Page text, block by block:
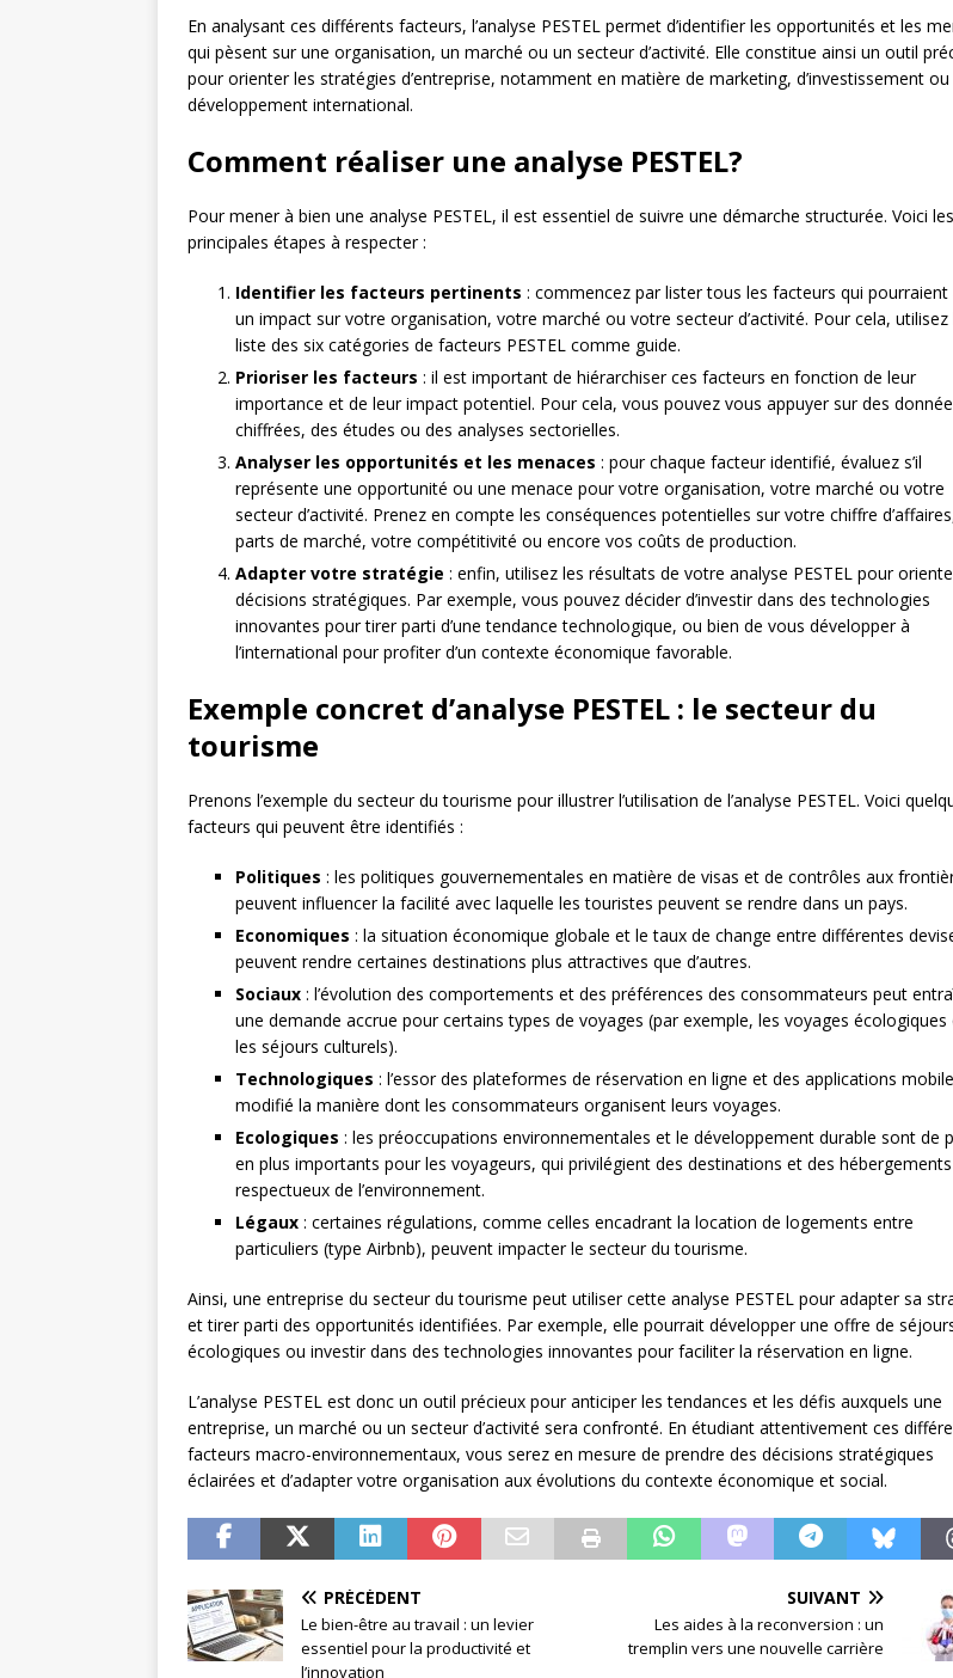
En analysant ces différents facteurs, l’analyse PESTEL permet d’identifier les opportunités et les
qui pèsent sur une organisation, un marché ou un secteur d’activité. Elle constitue ainsi un outil
pour orienter les stratégies d’entreprise, notamment en matière de marketing, d’investissement ou
développement international.
Comment réaliser une analyse PESTEL?
Pour mener à bien une analyse PESTEL, il est essentiel de suivre une démarche structurée. Voici les
principales étapes à respecter :
Identifier les facteurs pertinents : commencez par lister tous les facteurs qui pourraient
un impact sur votre organisation, votre marché ou votre secteur d’activité. Pour cela, utilisez
liste des six catégories de facteurs PESTEL comme guide.
Prioriser les facteurs : il est important de hiérarchiser ces facteurs en fonction de leur
importance et de leur impact potentiel. Pour cela, vous pouvez vous appuyer sur des
chiffrées, des études ou des analyses sectorielles.
Analyser les opportunités et les menaces : pour chaque facteur identifié, évaluez s’il
représente une opportunité ou une menace pour votre organisation, votre marché ou votre
secteur d’activité. Prenez en compte les conséquences potentielles sur votre chiffre
parts de marché, votre compétitivité ou encore vos coûts de production.
Adapter votre stratégie : enfin, utilisez les résultats de votre analyse PESTEL pour
décisions stratégiques. Par exemple, vous pouvez décider d’investir dans des technologies
innovantes pour tirer parti d’une tendance technologique, ou bien de vous développer à
l’international pour profiter d’un contexte économique favorable.
Exemple concret d’analyse PESTEL : le secteur du
tourisme
Prenons l’exemple du secteur du tourisme pour illustrer l’utilisation de l’analyse PESTEL. Voici
facteurs qui peuvent être identifiés :
Politiques : les politiques gouvernementales en matière de visas et de contrôles aux
peuvent influencer la facilité avec laquelle les touristes peuvent se rendre dans un pays.
Economiques : la situation économique globale et le taux de change entre différentes
peuvent rendre certaines destinations plus attractives que d’autres.
Sociaux : l’évolution des comportements et des préférences des consommateurs peut
une demande accrue pour certains types de voyages (par exemple, les voyages écologiques
les séjours culturels).
Technologiques : l’essor des plateformes de réservation en ligne et des applications
modifié la manière dont les consommateurs organisent leurs voyages.
Ecologiques : les préoccupations environnementales et le développement durable sont de
en plus importants pour les voyageurs, qui privilégient des destinations et des hébergements
respectueux de l’environnement.
Légaux : certaines régulations, comme celles encadrant la location de logements entre
particuliers (type Airbnb), peuvent impacter le secteur du tourisme.
Ainsi, une entreprise du secteur du tourisme peut utiliser cette analyse PESTEL pour adapter sa
et tirer parti des opportunités identifiées. Par exemple, elle pourrait développer une offre de
écologiques ou investir dans des technologies innovantes pour faciliter la réservation en ligne.
L’analyse PESTEL est donc un outil précieux pour anticiper les tendances et les défis auxquels une
entreprise, un marché ou un secteur d’activité sera confronté. En étudiant attentivement ces
facteurs macro-environnementaux, vous serez en mesure de prendre des décisions stratégiques
éclairées et d’adapter votre organisation aux évolutions du contexte économique et social.
PRÉCÉDENT
Le bien-être au travail : un levier
essentiel pour la productivité et
l’innovation
SUIVANT
Les aides à la reconversion : un
tremplin vers une nouvelle carrière